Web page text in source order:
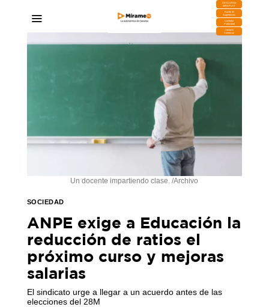
DESCARGA
MIRAPLAY
Buzón de
Sugerencias
Contratar
Publicidad
Contacto
Comercial
Un docente impartiendo clase. /Archivo
SOCIEDAD
ANPE exige a Educación la
reducción de ratios el
próximo curso y mejoras
salarias
El sindicato urge a llegar a un acuerdo antes de las
elecciones del 28M